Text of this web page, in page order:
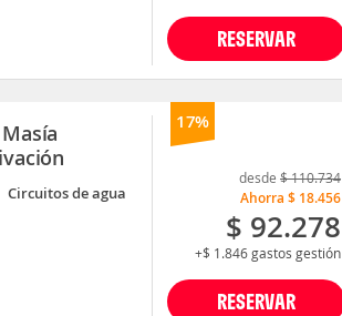
RESERVAR
17%
Circuitos de agua
RESERVAR
desde $ 110.734
Ahorra$ 18.456
$ 92.278
+$ 1.846gastos gestión